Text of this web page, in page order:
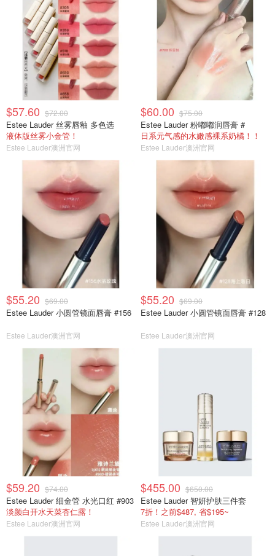
$57.60 $72.00
Estee Lauder 丝雾唇釉 多色选
液体版丝雾小金管！
Estee Lauder澳洲官网
$60.00 $75.00
Estee Lauder 粉嘟嘟润唇膏 #
日系元气感的水嫩感裸系奶橘！！
Estee Lauder澳洲官网
$55.20 $69.00
Estee Lauder 小圆管镜面唇膏 #156
Estee Lauder澳洲官网
$55.20 $69.00
Estee Lauder 小圆管镜面唇膏 #128
Estee Lauder澳洲官网
$59.20 $74.00
Estee Lauder 细金管 水光口红 #903
淡颜白开水天菜杏仁露！
Estee Lauder澳洲官网
$455.00 $650.00
Estee Lauder 智妍护肤三件套
7折！之前$487, 省$195~
Estee Lauder澳洲官网